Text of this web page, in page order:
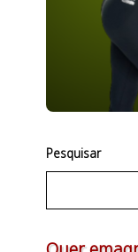
Pesquisar